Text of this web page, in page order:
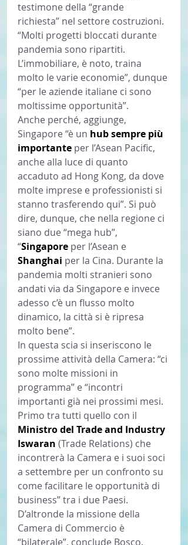
testimone della “grande
richiesta” nel settore costruzioni.
“Molti progetti bloccati durante
pandemia sono ripartiti.
L’immobiliare, è noto, traina
molto le varie economie”, dunque
“per le aziende italiane ci sono
moltissime opportunità”.
Anche perché, aggiunge,
Singapore “è un hub sempre più
importante per l’Asean Pacific,
anche alla luce di quanto
accaduto ad Hong Kong, da dove
molte imprese e professionisti si
stanno trasferendo qui”. Si può
dire, dunque, che nella regione ci
siano due “mega hub”,
“Singapore per l’Asean e
Shanghai per la Cina. Durante la
pandemia molti stranieri sono
andati via da Singapore e invece
adesso c’è un flusso molto
dinamico, la città si è ripresa
molto bene”.
In questa scia si inseriscono le
prossime attività della Camera: “ci
sono molte missioni in
programma” e “incontri
importanti già nei prossimi mesi.
Primo tra tutti quello con il
Ministro del Trade and Industry
Iswaran (Trade Relations) che
incontrerà la Camera e i suoi soci
a settembre per un confronto su
come facilitare le opportunità di
business” tra i due Paesi.
D’altronde la missione della
Camera di Commercio è
“bilaterale”, conclude Bosco.